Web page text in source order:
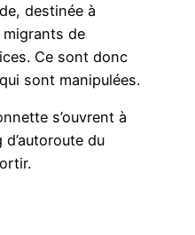
destinée à
de
Ce sont donc
sont manipulées.
s’ouvrent à
du